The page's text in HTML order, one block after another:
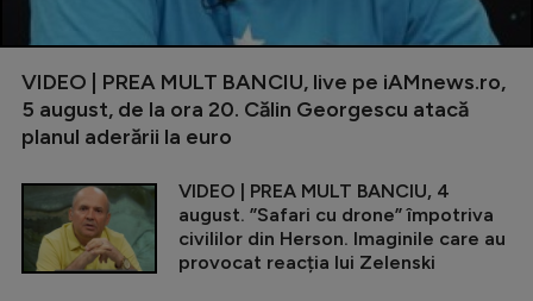
VIDEO | PREA MULT BANCIU, live pe iAMnews.ro,
5 august, de la ora 20. Călin Georgescu atacă
planul aderării la euro
VIDEO | PREA MULT BANCIU, 4
august. ”Safari cu drone” împotriva
civililor din Herson. Imaginile care au
provocat reacția lui Zelenski